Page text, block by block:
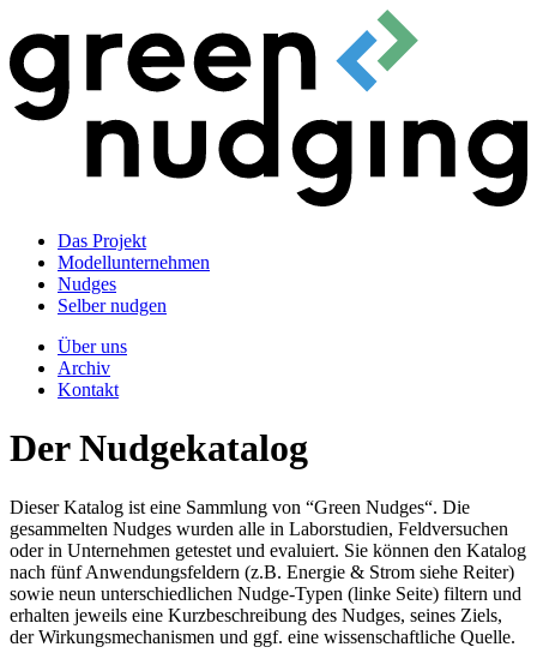
Das Projekt
Modellunternehmen
Nudges
Selber nudgen
Über uns
Archiv
Kontakt
Der Nudgekatalog
Dieser Katalog ist eine Sammlung von “Green Nudges“. Die
gesammelten Nudges wurden alle in Laborstudien, Feldversuchen
oder in Unternehmen getestet und evaluiert. Sie können den Katalog
nach fünf Anwendungsfeldern (z.B. Energie & Strom siehe Reiter)
sowie neun unterschiedlichen Nudge-Typen (linke Seite) filtern und
erhalten jeweils eine Kurzbeschreibung des Nudges, seines Ziels,
der Wirkungsmechanismen und ggf. eine wissenschaftliche Quelle.